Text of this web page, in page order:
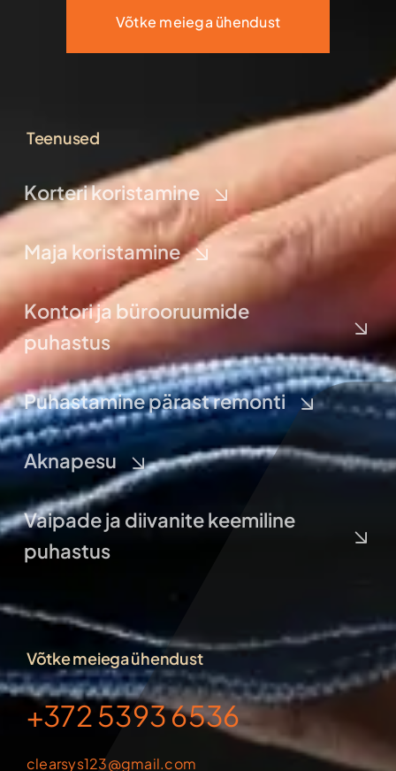
Võtke meiega ühendust
Teenused
Korteri koristamine
Maja koristamine
Kontori ja bürooruumide
puhastus
Puhastamine pärast remonti
Aknapesu
Vaipade ja diivanite keemiline
puhastus
Võtke meiega ühendust
+372 5393 6536
clearsys123@gmail.com